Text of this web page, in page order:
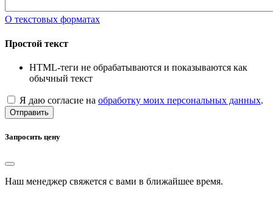
О текстовых форматах
Простой текст
HTML-теги не обрабатываются и показываются как
обычный текст
Я даю согласие на обработку моих персональных данных.
Отправить
Запросить цену
Наш менеджер свяжется с вами в ближайшее время.